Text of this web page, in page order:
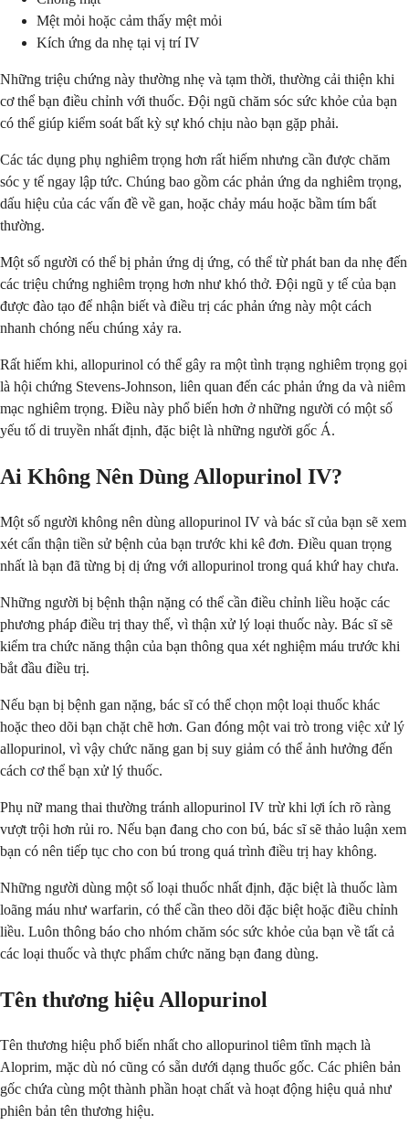
Mệt mỏi hoặc cảm thấy mệt mỏi
Kích ứng da nhẹ tại vị trí IV
Những triệu chứng này thường nhẹ và tạm thời, thường cải thiện khi
cơ thể bạn điều chỉnh với thuốc. Đội ngũ chăm sóc sức khỏe của bạn
có thể giúp kiểm soát bất kỳ sự khó chịu nào bạn gặp phải.
Các tác dụng phụ nghiêm trọng hơn rất hiếm nhưng cần được chăm
sóc y tế ngay lập tức. Chúng bao gồm các phản ứng da nghiêm trọng,
dấu hiệu của các vấn đề về gan, hoặc chảy máu hoặc bầm tím bất
thường.
Một số người có thể bị phản ứng dị ứng, có thể từ phát ban da nhẹ đến
các triệu chứng nghiêm trọng hơn như khó thở. Đội ngũ y tế của bạn
được đào tạo để nhận biết và điều trị các phản ứng này một cách
nhanh chóng nếu chúng xảy ra.
Rất hiếm khi, allopurinol có thể gây ra một tình trạng nghiêm trọng gọi
là hội chứng Stevens-Johnson, liên quan đến các phản ứng da và niêm
mạc nghiêm trọng. Điều này phổ biến hơn ở những người có một số
yếu tố di truyền nhất định, đặc biệt là những người gốc Á.
Ai Không Nên Dùng Allopurinol IV?
Một số người không nên dùng allopurinol IV và bác sĩ của bạn sẽ xem
xét cẩn thận tiền sử bệnh của bạn trước khi kê đơn. Điều quan trọng
nhất là bạn đã từng bị dị ứng với allopurinol trong quá khứ hay chưa.
Những người bị bệnh thận nặng có thể cần điều chỉnh liều hoặc các
phương pháp điều trị thay thế, vì thận xử lý loại thuốc này. Bác sĩ sẽ
kiểm tra chức năng thận của bạn thông qua xét nghiệm máu trước khi
bắt đầu điều trị.
Nếu bạn bị bệnh gan nặng, bác sĩ có thể chọn một loại thuốc khác
hoặc theo dõi bạn chặt chẽ hơn. Gan đóng một vai trò trong việc xử lý
allopurinol, vì vậy chức năng gan bị suy giảm có thể ảnh hưởng đến
cách cơ thể bạn xử lý thuốc.
Phụ nữ mang thai thường tránh allopurinol IV trừ khi lợi ích rõ ràng
vượt trội hơn rủi ro. Nếu bạn đang cho con bú, bác sĩ sẽ thảo luận xem
bạn có nên tiếp tục cho con bú trong quá trình điều trị hay không.
Những người dùng một số loại thuốc nhất định, đặc biệt là thuốc làm
loãng máu như warfarin, có thể cần theo dõi đặc biệt hoặc điều chỉnh
liều. Luôn thông báo cho nhóm chăm sóc sức khỏe của bạn về tất cả
các loại thuốc và thực phẩm chức năng bạn đang dùng.
Tên thương hiệu Allopurinol
Tên thương hiệu phổ biến nhất cho allopurinol tiêm tĩnh mạch là
Aloprim, mặc dù nó cũng có sẵn dưới dạng thuốc gốc. Các phiên bản
gốc chứa cùng một thành phần hoạt chất và hoạt động hiệu quả như
phiên bản tên thương hiệu.